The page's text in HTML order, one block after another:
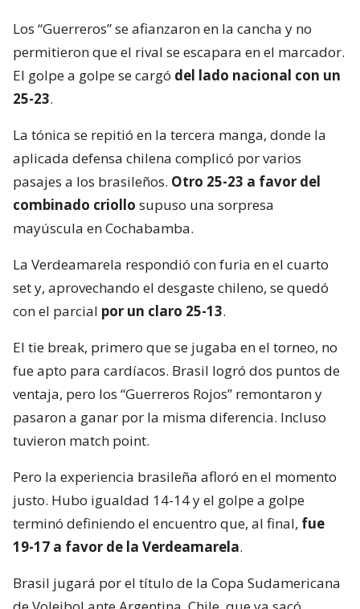
Los “Guerreros” se afianzaron en la cancha y no
permitieron que el rival se escapara en el marcador.
El golpe a golpe se cargó del lado nacional con un
25-23.
La tónica se repitió en la tercera manga, donde la
aplicada defensa chilena complicó por varios
pasajes a los brasileños. Otro 25-23 a favor del
combinado criollo supuso una sorpresa
mayúscula en Cochabamba.
La Verdeamarela respondió con furia en el cuarto
set y, aprovechando el desgaste chileno, se quedó
con el parcial por un claro 25-13.
El tie break, primero que se jugaba en el torneo, no
fue apto para cardíacos. Brasil logró dos puntos de
ventaja, pero los “Guerreros Rojos” remontaron y
pasaron a ganar por la misma diferencia. Incluso
tuvieron match point.
Pero la experiencia brasileña afloró en el momento
justo. Hubo igualdad 14-14 y el golpe a golpe
terminó definiendo el encuentro que, al final, fue
19-17 a favor de la Verdeamarela.
Brasil jugará por el título de la Copa Sudamericana